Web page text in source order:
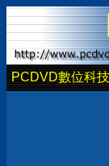
PCDVD數位科